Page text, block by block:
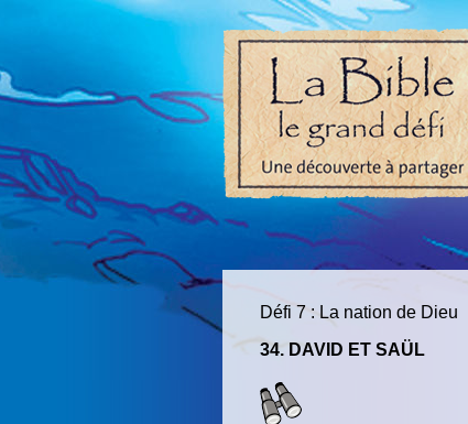
Défi 7 : La nation de Dieu
34. DAVID ET SAÜL